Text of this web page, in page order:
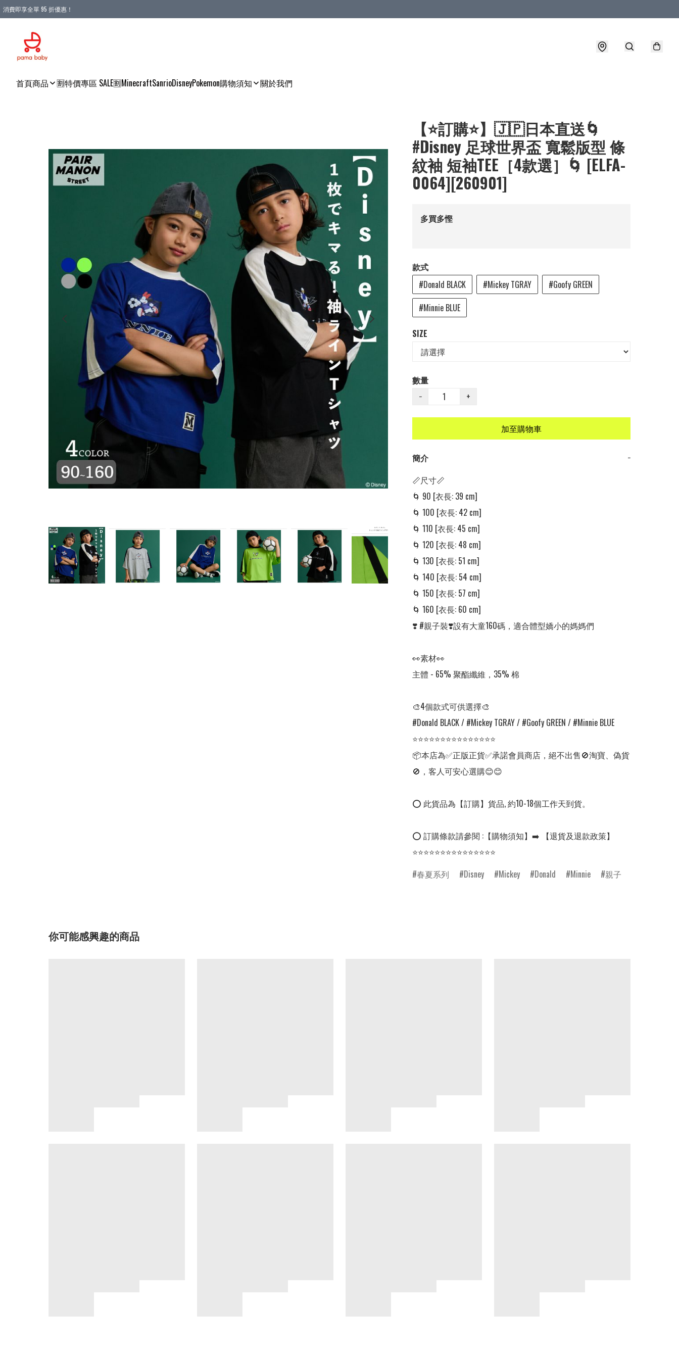
消費即享全單 95 折優惠！
首頁商品 🈹特價專區 SALE🈹MinecraftSanrioDisneyPokemon購物須知 關於我們
【⭐訂購⭐】🇯🇵日本直送🌀
#Disney 足球世界盃 寬鬆版型 條
紋袖 短袖TEE［4款選］🌀 [ELFA-
0064][260901]
多買多慳
款式
#Donald BLACK
#Mickey TGRAY
#Goofy GREEN
#Minnie BLUE
SIZE
數量
−
+
加至購物車
簡介
−
📏尺寸📏
🌀 90 [衣長: 39 cm]
🌀 100 [衣長: 42 cm]
🌀 110 [衣長: 45 cm]
🌀 120 [衣長: 48 cm]
🌀 130 [衣長: 51 cm]
🌀 140 [衣長: 54 cm]
🌀 150 [衣長: 57 cm]
🌀 160 [衣長: 60 cm]
❣️ #親子裝❣️設有大童160碼，適合體型嬌小的媽媽們
👀素材👀
主體 - 65% 聚酯纖維，35% 棉
🎨4個款式可供選擇🎨
#Donald BLACK / #Mickey TGRAY / #Goofy GREEN / #Minnie BLUE
⭐⭐⭐⭐⭐⭐⭐⭐⭐⭐⭐⭐⭐⭐⭐
📦本店為✅正版正貨✅承諾會員商店，絕不出售🚫淘寶、偽貨
🚫，客人可安心選購😊😊
⭕ 此貨品為【訂購】貨品, 約10-18個工作天到貨。
⭕ 訂購條款請參閱 :【購物須知】➡️ 【退貨及退款政策】
⭐⭐⭐⭐⭐⭐⭐⭐⭐⭐⭐⭐⭐⭐⭐
春夏系列
Disney Mickey Donald Minnie 親子
你可能感興趣的商品